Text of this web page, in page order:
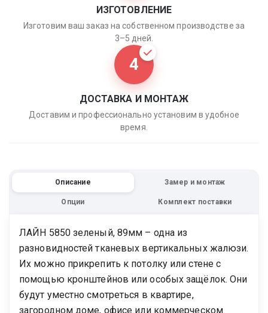
ИЗГОТОВЛЕНИЕ
Изготовим ваш заказ на собственном производстве за
3–5 дней.
4
ДОСТАВКА И МОНТАЖ
Доставим и профессионально установим в удобное
время.
Описание Замер и монтаж
Опции Комплект поставки
ЛАЙН 5850 зеленый, 89мм – одна из
разновидностей тканевых вертикальных жалюзи.
Их можно прикрепить к потолку или стене с
помощью кронштейнов или особых защёлок. Они
будут уместно смотреться в квартире,
загородном доме, офисе или коммерческом